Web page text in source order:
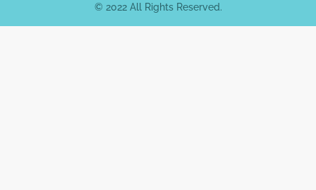
© 2022 All Rights Reserved.